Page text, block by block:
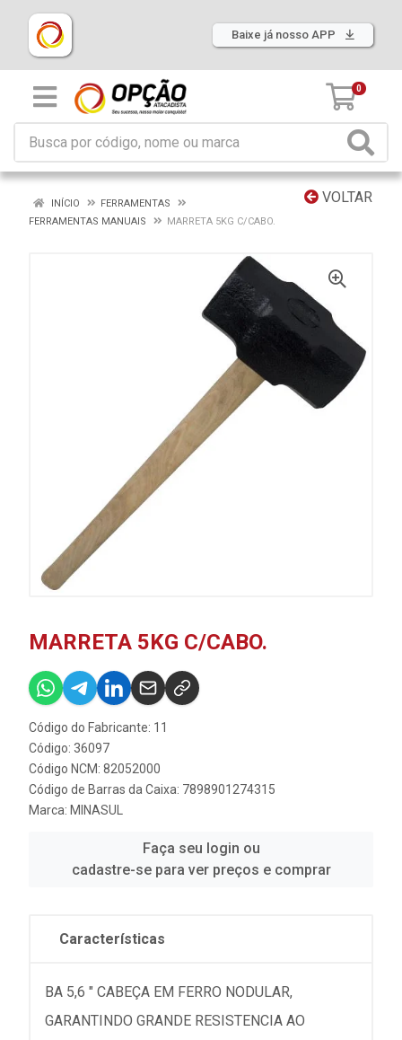
Baixe já nosso APP
0
VOLTAR
INÍCIO
FERRAMENTAS
FERRAMENTAS MANUAIS
MARRETA 5KG C/CABO.
MARRETA 5KG C/CABO.
Código do Fabricante: 11
Código: 36097
Código NCM: 82052000
Código de Barras da Caixa: 7898901274315
Marca: MINASUL
Faça seu login ou
cadastre-se para ver preços e comprar
Características
BA 5,6 " CABEÇA EM FERRO NODULAR,
GARANTINDO GRANDE RESISTENCIA AO